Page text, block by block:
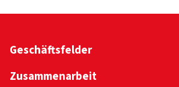
Geschäftsfelder
Zusammenarbeit